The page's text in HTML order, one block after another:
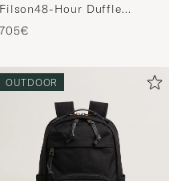
Filson48-Hour Duffle
BagOtter Green
705€
OUTDOOR